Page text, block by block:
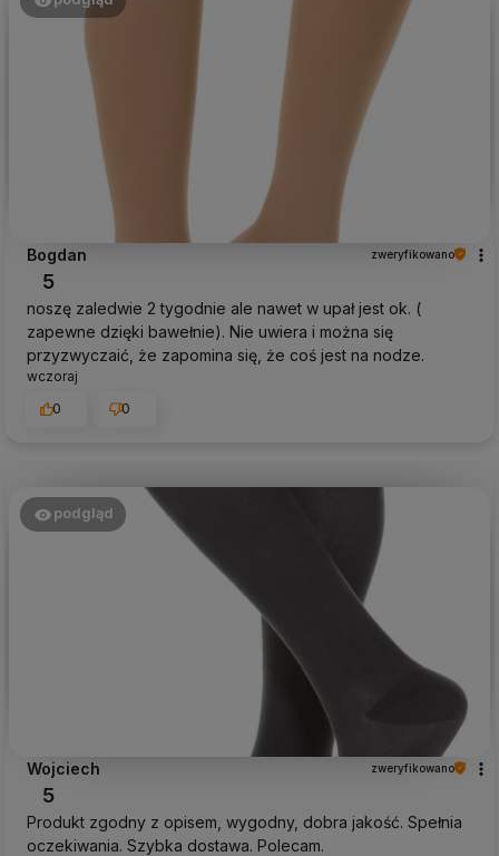
Bogdan zweryfikowano
5
noszę zaledwie 2 tygodnie ale nawet w upał jest ok. (
zapewne dzięki bawełnie). Nie uwiera i można się
przyzwyczaić, że zapomina się, że coś jest na nodze.
wczoraj
0
0
podgląd
Wojciech zweryfikowano
5
Produkt zgodny z opisem, wygodny, dobra jakość. Spełnia
oczekiwania. Szybka dostawa. Polecam.